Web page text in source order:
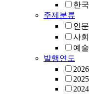
한
주제분류
인
사
예
발행연도
2026
2025
2024